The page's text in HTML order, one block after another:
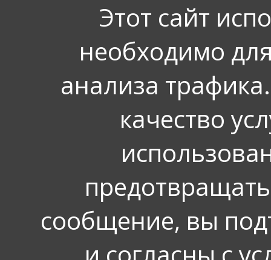
Этот сайт
необходимо
анализа
качество
сообщение, вы